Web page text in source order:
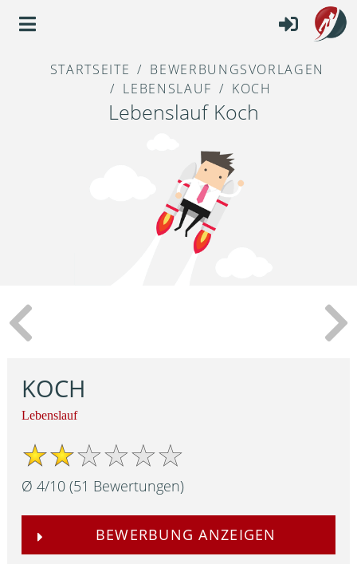
STARTSEITE
BEWERBUNGSVORLAGEN
LEBENSLAUF
KOCH
Lebenslauf Koch
KOCH
Lebenslauf
Ø4/10 (51 Bewertungen)
BEWERBUNG ANZEIGEN